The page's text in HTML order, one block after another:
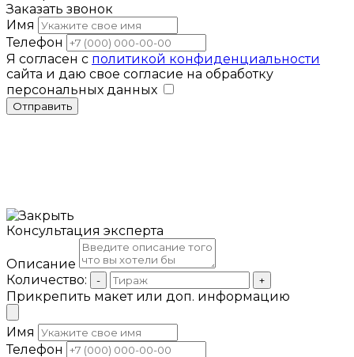
Заказать звонок
Имя
Телефон
Я согласен с политикой конфиденциальности
сайта и даю свое согласие на обработку
персональных данных
Отправить
Консультация эксперта
Описание
Количество:
- +
Прикрепить макет или доп. информацию
Имя
Телефон